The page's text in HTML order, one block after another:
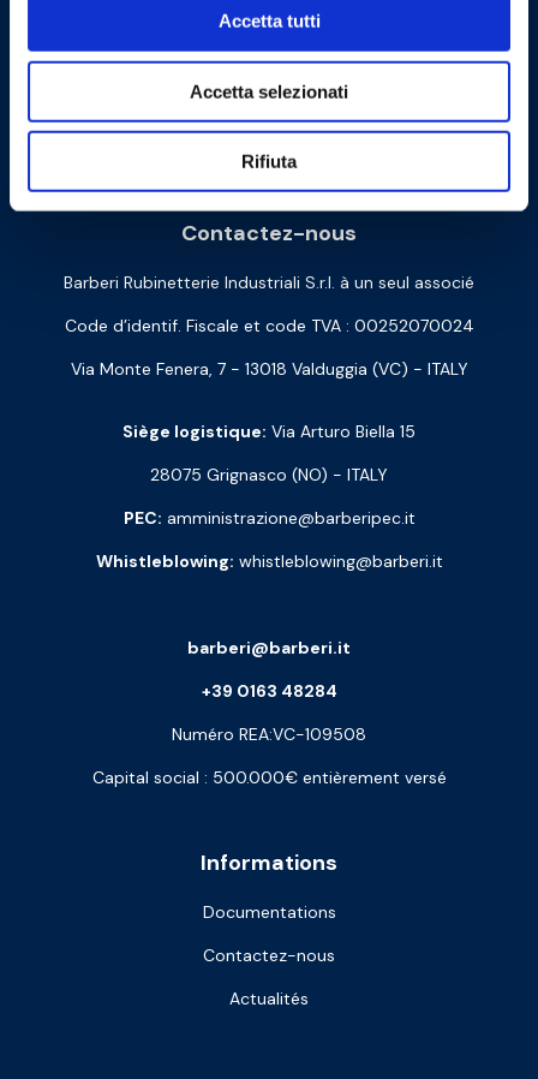
Accetta tutti
Accetta selezionati
Rifiuta
Contactez-nous
Barberi Rubinetterie Industriali S.r.l. à un seul associé
Code d’identif. Fiscale et code TVA : 00252070024
Via Monte Fenera, 7 - 13018 Valduggia (VC) - ITALY
Siège logistique: Via Arturo Biella 15
28075 Grignasco (NO) - ITALY
PEC: amministrazione@barberipec.it
Whistleblowing: whistleblowing@barberi.it
Informations
Documentations
Contactez-nous
Actualités
barberi@barberi.it
+39 0163 48284
Numéro REA:VC-109508
Capital social : 500.000€ entièrement versé